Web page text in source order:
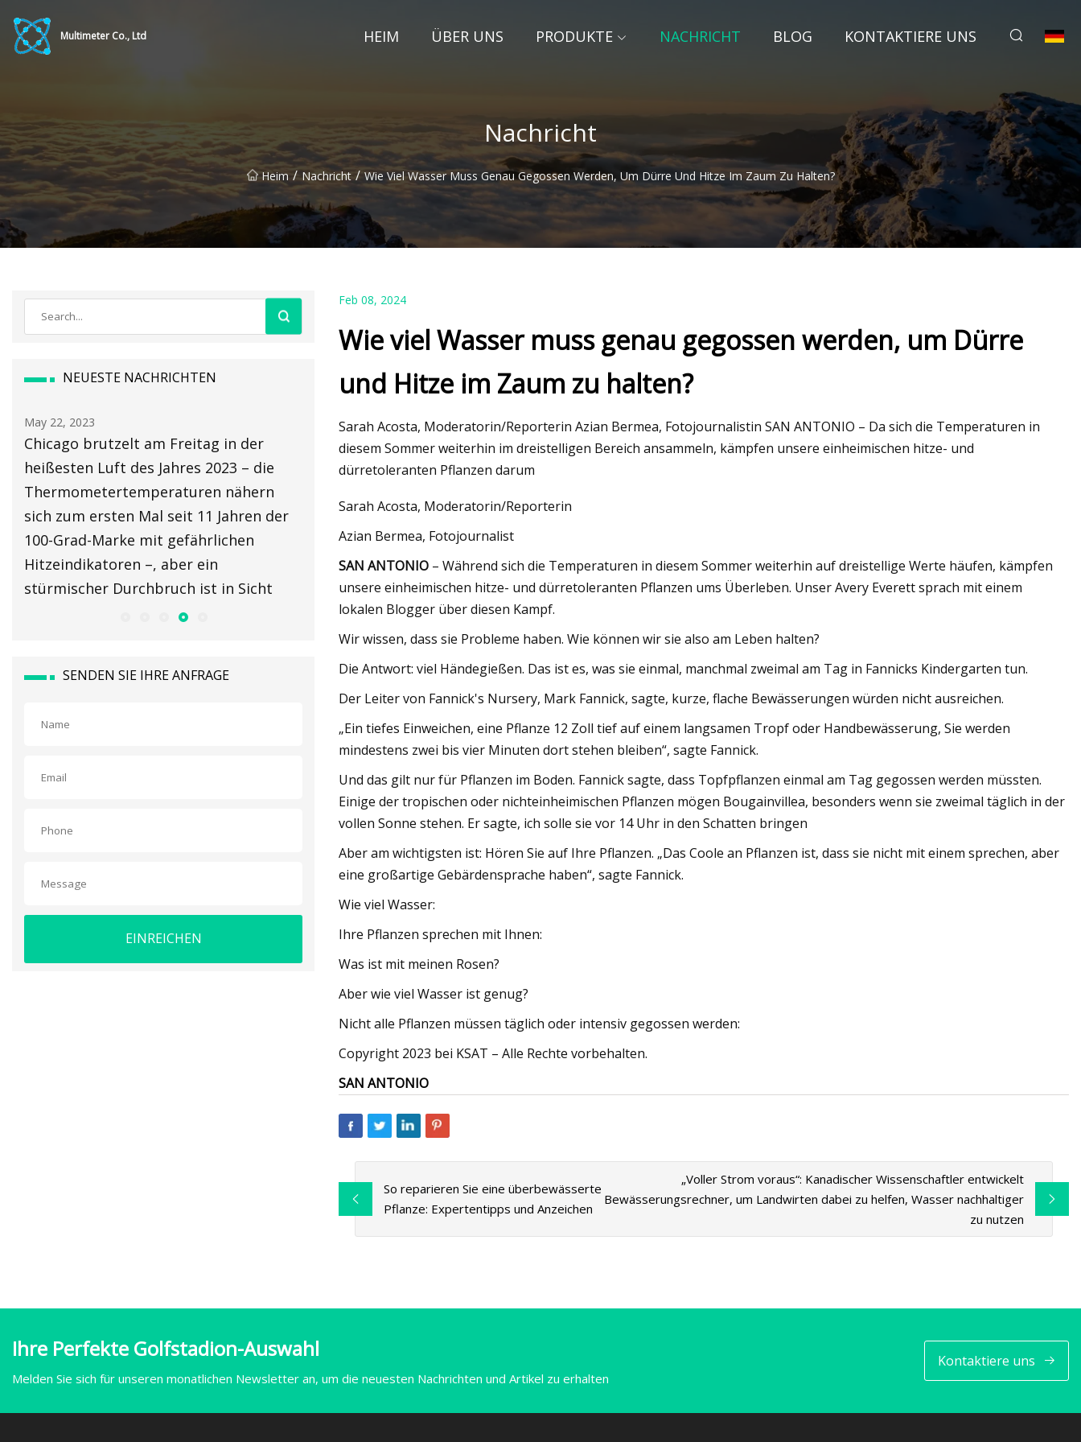
Multimeter Co., Ltd HEIM ÜBER UNS PRODUKTE NACHRICHT BLOG KONTAKTIERE UNS
Nachricht
Heim / Nachricht / Wie Viel Wasser Muss Genau Gegossen Werden, Um Dürre Und Hitze Im Zaum Zu Halten?
NEUESTE NACHRICHTEN
May 22, 2023
Chicago brutzelt am Freitag in der
heißesten Luft des Jahres 2023 – die
Thermometertemperaturen nähern
sich zum ersten Mal seit 11 Jahren der
100-Grad-Marke mit gefährlichen
Hitzeindikatoren –, aber ein
stürmischer Durchbruch ist in Sicht
May 24, 2023
Testbericht zum Kinsa QuickScan-
Thermometer: Spezifikationen,
May 16, 2023
MEATER-Thermometer
SENDEN SIE IHRE ANFRAGE
EINREICHEN
Feb 08, 2024
Wie viel Wasser muss genau gegossen werden, um Dürre
und Hitze im Zaum zu halten?
Sarah Acosta, Moderatorin/Reporterin Azian Bermea, Fotojournalistin SAN ANTONIO – Da sich die Temperaturen in
diesem Sommer weiterhin im dreistelligen Bereich ansammeln, kämpfen unsere einheimischen hitze- und
dürretoleranten Pflanzen darum
Sarah Acosta, Moderatorin/Reporterin
Azian Bermea, Fotojournalist
SAN ANTONIO – Während sich die Temperaturen in diesem Sommer weiterhin auf dreistellige Werte häufen, kämpfen
unsere einheimischen hitze- und dürretoleranten Pflanzen ums Überleben. Unser Avery Everett sprach mit einem
lokalen Blogger über diesen Kampf.
Wir wissen, dass sie Probleme haben. Wie können wir sie also am Leben halten?
Die Antwort: viel Händegießen. Das ist es, was sie einmal, manchmal zweimal am Tag in Fannicks Kindergarten tun.
Der Leiter von Fannick's Nursery, Mark Fannick, sagte, kurze, flache Bewässerungen würden nicht ausreichen.
„Ein tiefes Einweichen, eine Pflanze 12 Zoll tief auf einem langsamen Tropf oder Handbewässerung, Sie werden
mindestens zwei bis vier Minuten dort stehen bleiben“, sagte Fannick.
Und das gilt nur für Pflanzen im Boden. Fannick sagte, dass Topfpflanzen einmal am Tag gegossen werden müssten.
Einige der tropischen oder nichteinheimischen Pflanzen mögen Bougainvillea, besonders wenn sie zweimal täglich in der
vollen Sonne stehen. Er sagte, ich solle sie vor 14 Uhr in den Schatten bringen
Aber am wichtigsten ist: Hören Sie auf Ihre Pflanzen. „Das Coole an Pflanzen ist, dass sie nicht mit einem sprechen, aber
eine großartige Gebärdensprache haben“, sagte Fannick.
Wie viel Wasser:
Ihre Pflanzen sprechen mit Ihnen:
Was ist mit meinen Rosen?
Aber wie viel Wasser ist genug?
Nicht alle Pflanzen müssen täglich oder intensiv gegossen werden:
Copyright 2023 bei KSAT – Alle Rechte vorbehalten.
SAN ANTONIO
So reparieren Sie eine überbewässerte
Pflanze: Expertentipps und Anzeichen
„Voller Strom voraus“: Kanadischer Wissenschaftler entwickelt
Bewässerungsrechner, um Landwirten dabei zu helfen, Wasser nachhaltiger
zu nutzen
Ihre Perfekte Golfstadion-Auswahl
Melden Sie sich für unseren monatlichen Newsletter an, um die neuesten Nachrichten und Artikel zu erhalten
Kontaktiere uns